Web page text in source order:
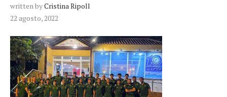
written byCristina Ripoll
22 agosto, 2022